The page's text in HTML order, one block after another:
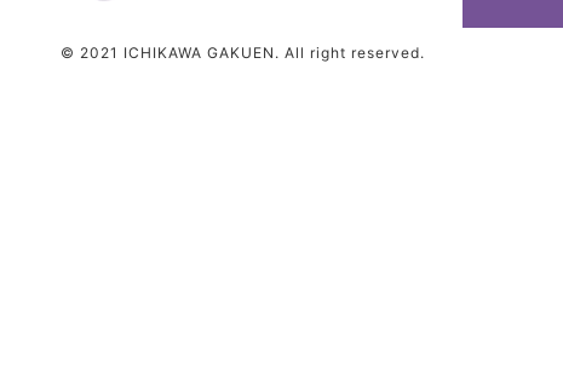
© 2021 ICHIKAWA GAKUEN. All right reserved.